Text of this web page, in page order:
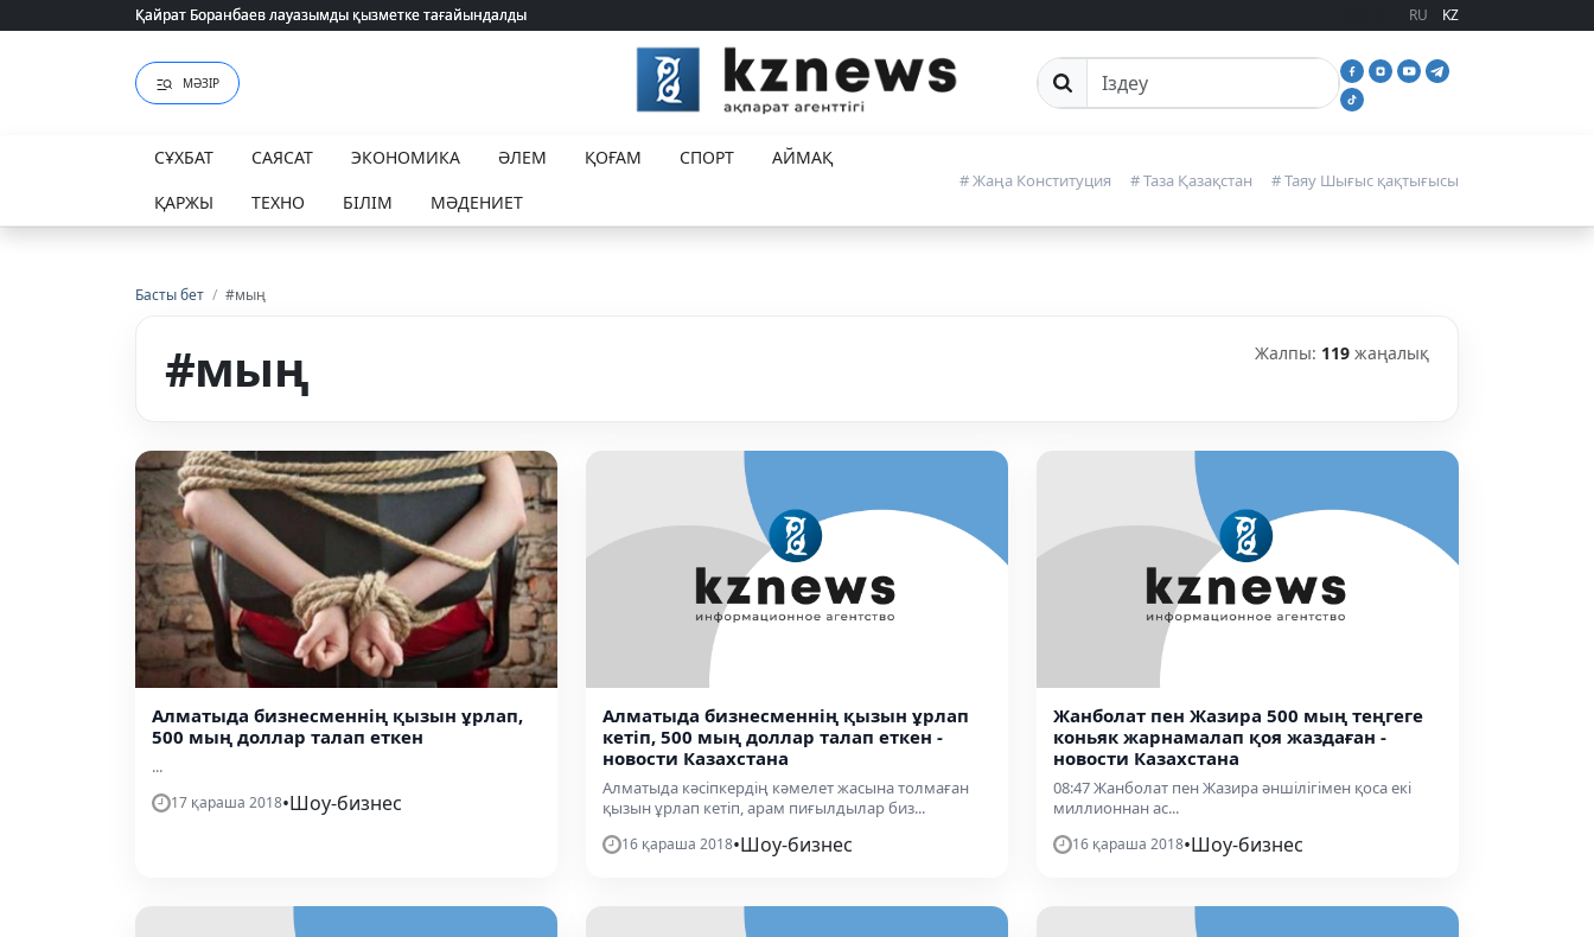
Қайрат Боранбаев лауазымды қызметке тағайындалды
Қайрат Боранбаев лауазымды қызметке тағайындалды RU KZ
МӘЗІР Сайттан іздеу
СҰХБАТ САЯСАТ ЭКОНОМИКА ӘЛЕМ ҚОҒАМ СПОРТ
АЙМАҚ
ҚАРЖЫ
ТЕХНО БІЛІМ МӘДЕНИЕТ
# Жаңа Конституция # Таза Қазақстан # Таяу Шығыс қақтығысы
Басты бет / #мың
#мың Жалпы: 119 жаңалық
Алматыда бизнесменнің қызын ұрлап,
500 мың доллар талап еткен
...
17 қараша 2018•Шоу-бизнес
Алматыда бизнесменнің қызын ұрлап
кетіп, 500 мың доллар талап еткен -
новости Казахстана
Алматыда кәсіпкердің кәмелет жасына толмаған
қызын ұрлап кетіп, арам пиғылдылар биз...
16 қараша 2018•Шоу-бизнес
Жанболат пен Жазира 500 мың теңгеге
коньяк жарнамалап қоя жаздаған -
новости Казахстана
08:47 Жанболат пен Жазира әншілігімен қоса екі
миллионнан ас...
16 қараша 2018•Шоу-бизнес